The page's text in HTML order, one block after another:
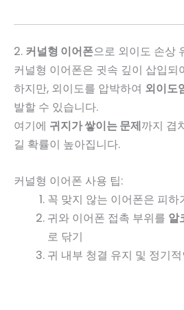
2. 커널형 이어폰으로 외이도 손상
커널형 이어폰은 귓속 깊이 삽입되
하지만, 외이도를 압박하여 외이도
발할 수 있습니다.
여기에 귀지가 쌓이는 문제까지 겹
길 확률이 높아집니다.
커널형 이어폰 사용 팁:
꼭 맞지 않는 이어폰은 피하
귀와 이어폰 접촉 부위를 알
로 닦기
귀 내부 청결 유지 및 정기